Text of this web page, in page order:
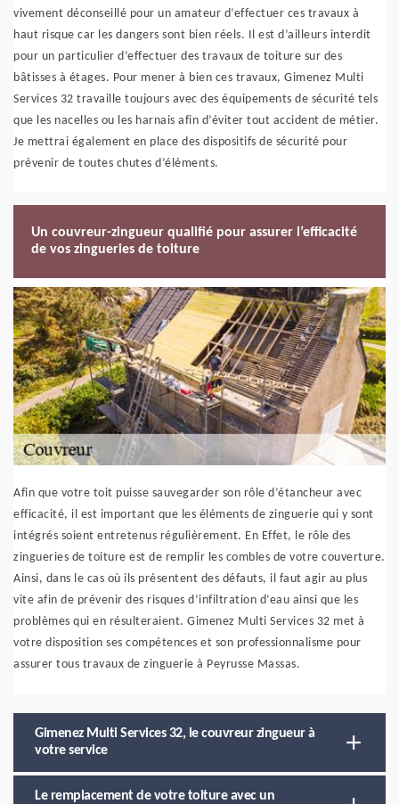
vivement déconseillé pour un amateur d’effectuer ces travaux à
haut risque car les dangers sont bien réels. Il est d’ailleurs interdit
pour un particulier d’effectuer des travaux de toiture sur des
bâtisses à étages. Pour mener à bien ces travaux, Gimenez Multi
Services 32 travaille toujours avec des équipements de sécurité tels
que les nacelles ou les harnais afin d’éviter tout accident de métier.
Je mettrai également en place des dispositifs de sécurité pour
prévenir de toutes chutes d’éléments.
Un couvreur-zingueur qualifié pour assurer l’efficacité
de vos zingueries de toiture
Afin que votre toit puisse sauvegarder son rôle d’étancheur avec
efficacité, il est important que les éléments de zinguerie qui y sont
intégrés soient entretenus régulièrement. En Effet, le rôle des
zingueries de toiture est de remplir les combles de votre couverture.
Ainsi, dans le cas où ils présentent des défauts, il faut agir au plus
vite afin de prévenir des risques d’infiltration d’eau ainsi que les
problèmes qui en résulteraient. Gimenez Multi Services 32 met à
votre disposition ses compétences et son professionnalisme pour
assurer tous travaux de zinguerie à Peyrusse Massas.
Gimenez Multi Services 32, le couvreur zingueur à
votre service
Le remplacement de votre toiture avec un